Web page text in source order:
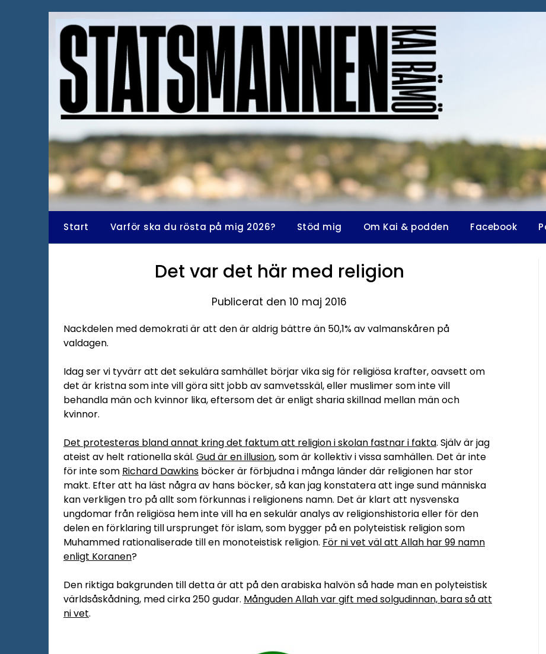
Start Varför ska du rösta på mig 2026? Stöd mig Om Kai & podden Facebook
Det var det här med religion
Publicerat den 10 maj 2016
Nackdelen med demokrati är att den är aldrig bättre än 50,1% av valmanskåren på
valdagen.
Idag ser vi tyvärr att det sekulära samhället börjar vika sig för religiösa krafter, oavsett om
det är kristna som inte vill göra sitt jobb av samvetsskäl, eller muslimer som inte vill
behandla män och kvinnor lika, eftersom det är enligt sharia skillnad mellan män och
kvinnor.
Det protesteras bland annat kring det faktum att religion i skolan fastnar i fakta. Själv är jag
ateist av helt rationella skäl. Gud är en illusion, som är kollektiv i vissa samhällen. Det är inte
för inte som Richard Dawkins böcker är förbjudna i många länder där religionen har stor
makt. Efter att ha läst några av hans böcker, så kan jag konstatera att inge sund människa
kan verkligen tro på allt som förkunnas i religionens namn. Det är klart att nysvenska
ungdomar från religiösa hem inte vill ha en sekulär analys av religionshistoria eller för den
delen en förklaring till ursprunget för islam, som bygger på en polyteistisk religion som
Muhammed rationaliserade till en monoteistisk religion. För ni vet väl att Allah har 99 namn
enligt Koranen?
Den riktiga bakgrunden till detta är att på den arabiska halvön så hade man en polyteistisk
världsåskådning, med cirka 250 gudar. Månguden Allah var gift med solgudinnan, bara så att
ni vet.